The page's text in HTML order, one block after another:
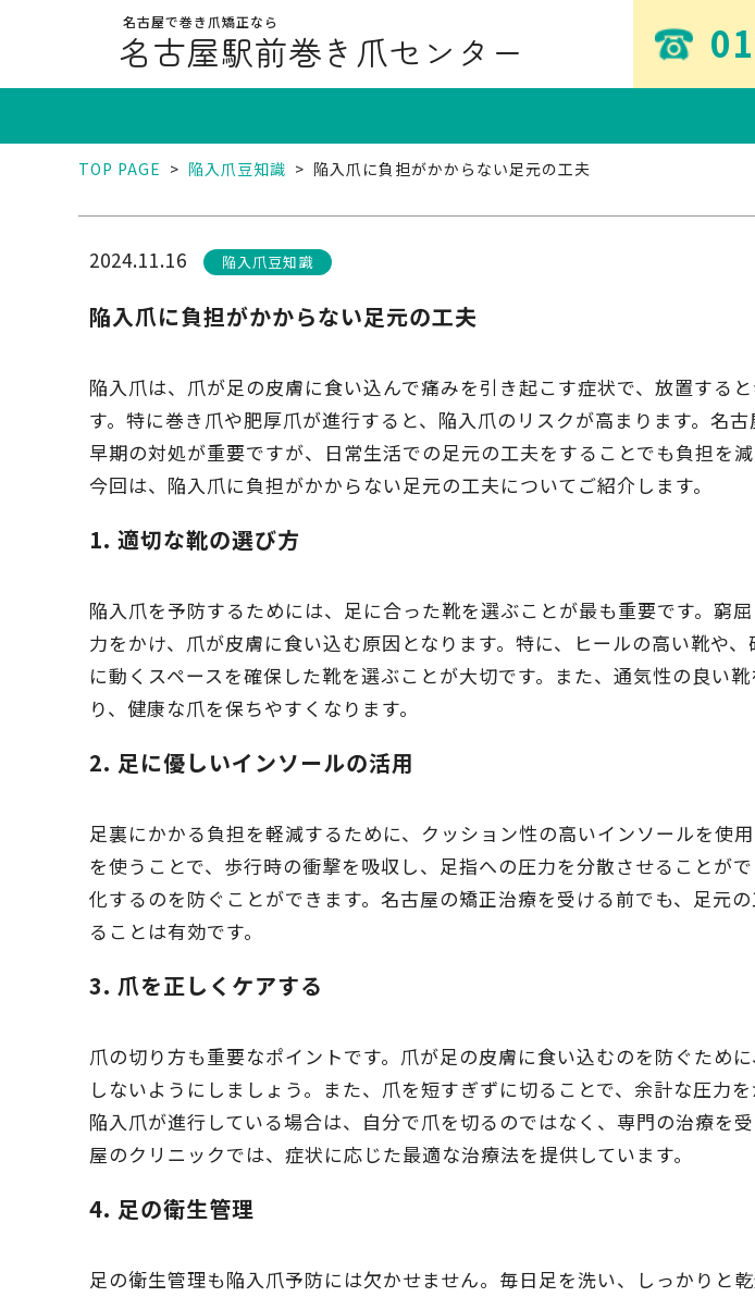
名古屋で巻き爪矯正なら
名古屋駅前巻き爪センター
TOP PAGE > 陥入爪豆知識 > 陥入爪に負担がかからない足元の工夫
2024.11.16 陥入爪豆知識
陥入爪に負担がかからない足元の工夫
陥入爪は、爪が足の皮膚に食い込んで痛みを引き起こす症状で、放置する
す。特に巻き爪や肥厚爪が進行すると、陥入爪のリスクが高まります。名古
早期の対処が重要ですが、日常生活での足元の工夫をすることでも負担を
今回は、陥入爪に負担がかからない足元の工夫についてご紹介します。
1. 適切な靴の選び方
陥入爪を予防するためには、足に合った靴を選ぶことが最も重要です。窮
力をかけ、爪が皮膚に食い込む原因となります。特に、ヒールの高い靴や
に動くスペースを確保した靴を選ぶことが大切です。また、通気性の良い
り、健康な爪を保ちやすくなります。
2. 足に優しいインソールの活用
足裏にかかる負担を軽減するために、クッション性の高いインソールを使
を使うことで、歩行時の衝撃を吸収し、足指への圧力を分散させることが
化するのを防ぐことができます。名古屋の矯正治療を受ける前でも、足元
ることは有効です。
3. 爪を正しくケアする
爪の切り方も重要なポイントです。爪が足の皮膚に食い込むのを防ぐため
しないようにしましょう。また、爪を短すぎずに切ることで、余計な圧力
陥入爪が進行している場合は、自分で爪を切るのではなく、専門の治療を
屋のクリニックでは、症状に応じた最適な治療法を提供しています。
4. 足の衛生管理
足の衛生管理も陥入爪予防には欠かせません。毎日足を洗い、しっかりと